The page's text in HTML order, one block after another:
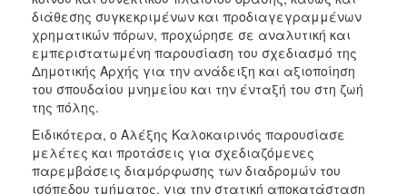
διάθεσης συγκεκριμένων και προδιαγεγραμμένων
χρηματικών πόρων, προχώρησε σε αναλυτική και
εμπεριστατωμένη παρουσίαση του σχεδιασμό της
Δημοτικής Αρχής για την ανάδειξη και αξιοποίηση
του σπουδαίου μνημείου και την ένταξή του στη ζωή
της πόλης.
Ειδικότερα, ο Αλέξης Καλοκαιρινός παρουσίασε
μελέτες και προτάσεις για σχεδιαζόμενες
παρεμβάσεις διαμόρφωσης των διαδρομών του
ισόπεδου τμήματος, για την στατική αποκατάσταση